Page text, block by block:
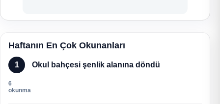
Haftanın En Çok Okunanları
1 Okul bahçesi şenlik alanına döndü
6
okunma